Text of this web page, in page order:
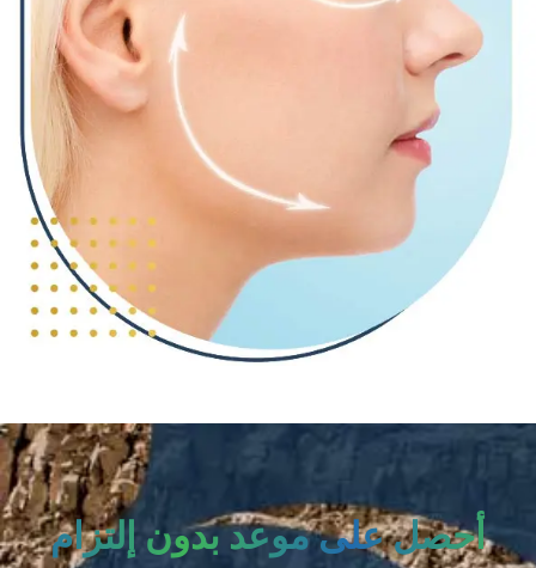
أحصل على موعد بدون إلتزام